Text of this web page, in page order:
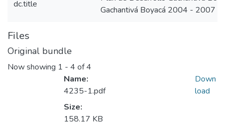
dc.title
Gachantivá Boyacá 2004 - 2007
Files
Original bundle
Now showing 1 - 4 of 4
Name:
4235-1.pdf
Size:
158.17 KB
Down
load